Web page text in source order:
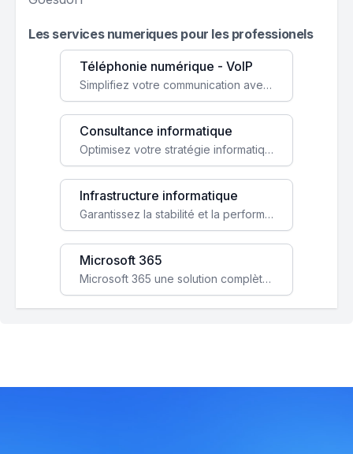
Les services numeriques pour les professionels
Téléphonie numérique - VoIP
Simplifiez votre communication avec une solution VoIP flexible, économique et adaptée à vos besoins professionnels.
Consultance informatique
Optimisez votre stratégie informatique avec l'expertise de nos consultants pour améliorer votre efficacité et sécurité.
Infrastructure informatique
Garantissez la stabilité et la performance de votre entreprise avec une infrastructure IT sécurisée et évolutive.
Microsoft 365
Microsoft 365 une solution complète qui booste votre productivité, renforce la sécurité de vos données et facilite la collaboration.